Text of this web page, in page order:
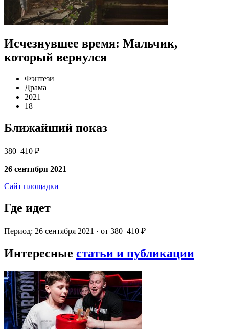
Исчезнувшее время: Мальчик,
который вернулся
Фэнтези
Драма
2021
18+
Ближайший показ
380–410 ₽
26 сентября 2021
Сайт площадки
Где идет
Период: 26 сентября 2021 · от 380–410 ₽
Интересные статьи и публикации